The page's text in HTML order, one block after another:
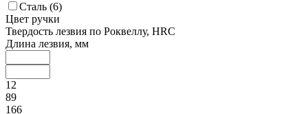
Сталь (6)
Цвет ручки
Твердость лезвия по Роквеллу, HRC
Длина лезвия, мм
12
89
166